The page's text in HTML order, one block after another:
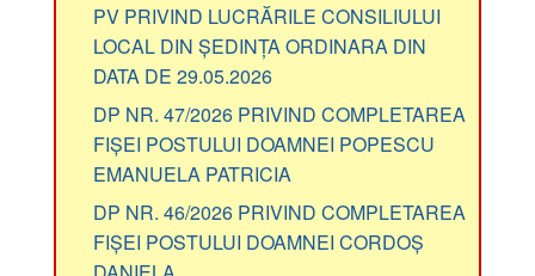
PV PRIVIND LUCRĂRILE CONSILIULUI
LOCAL DIN ȘEDINȚA ORDINARA DIN
DATA DE 29.05.2026
DP NR. 47/2026 PRIVIND COMPLETAREA
FIȘEI POSTULUI DOAMNEI POPESCU
EMANUELA PATRICIA
DP NR. 46/2026 PRIVIND COMPLETAREA
FIȘEI POSTULUI DOAMNEI CORDOȘ